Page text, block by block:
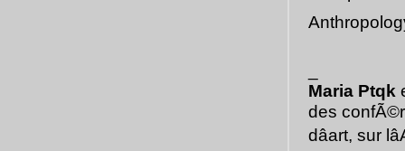
Maria Ptqk
des
dâart, sur